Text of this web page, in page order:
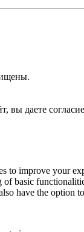
вы даете
to improve your
basic
have the option